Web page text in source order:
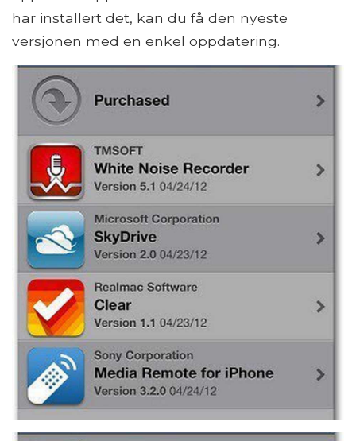
har installert det, kan du få den nyeste
versjonen med en enkel oppdatering.